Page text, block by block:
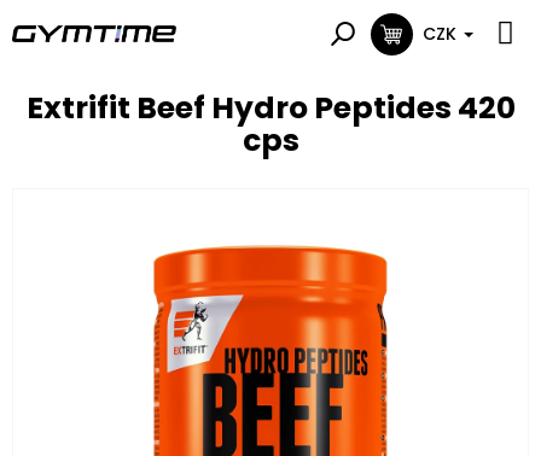
na
NÁKUPNÍ
CZK
Extrifit Beef Hydro Peptides 420
cps